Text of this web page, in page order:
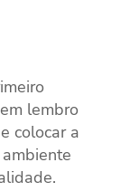
lembro
colocar a